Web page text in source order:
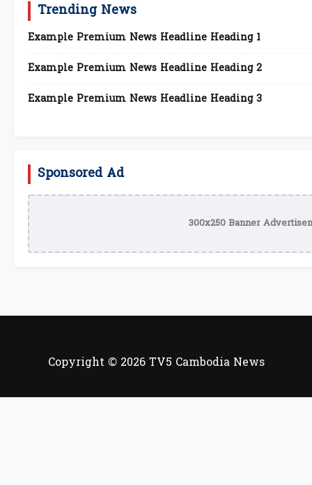
Trending News
Example Premium News Headline Heading 1
Example Premium News Headline Heading 2
Example Premium News Headline Heading 3
Sponsored Ad
300x250 Banner
Copyright © 2026 TV5 Cambodia News